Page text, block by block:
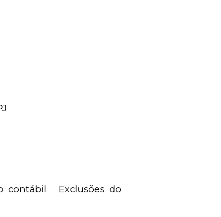
contábil Exclusões do